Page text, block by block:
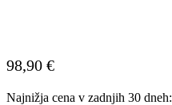
98,90 €
Najnižja cena v zadnjih 30 dneh: